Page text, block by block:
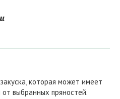
которая может имеет
выбранных пряностей.